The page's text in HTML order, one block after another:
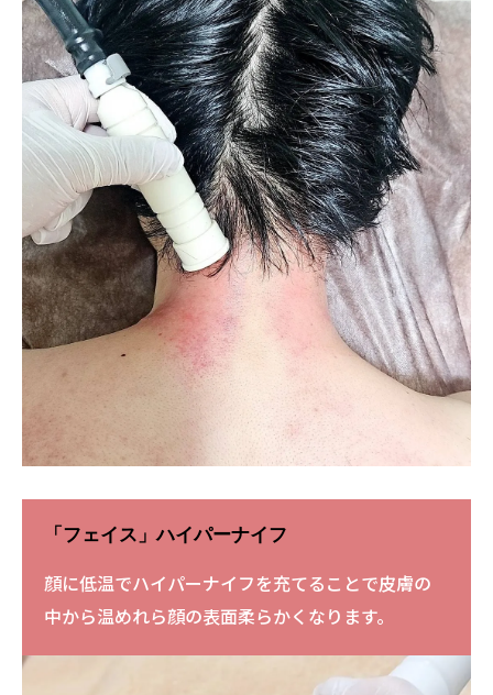
「フェイス」ハイパーナイフ
顔に低温でハイパーナイフを充てることで皮膚の
中から温めれら顔の表面柔らかくなります。